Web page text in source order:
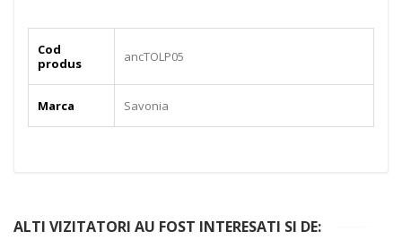
Cod
produs
ancTOLP05
Marca Savonia
ALTI VIZITATORI AU FOST INTERESATI SI DE: